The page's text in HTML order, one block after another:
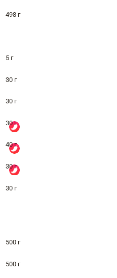
498 г
5 г
30 г
30 г
30 г
40 г
30 г
30 г
500 г
500 г